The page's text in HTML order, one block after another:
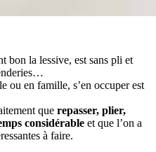
bon la lessive, est sans pli et
ou en famille, s’en occuper est
que repasser, plier,
considérable et que l’on a
à faire.